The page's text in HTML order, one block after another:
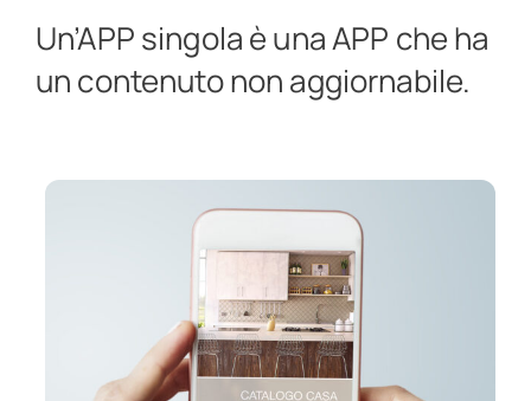
News e focus
Un’APP singola è una APP che ha
un contenuto non aggiornabile.